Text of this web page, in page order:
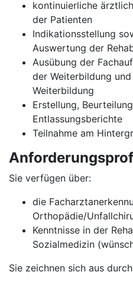
kontinuierliche
der Patienten
Indikationsstellung
Auswertung der
Ausübung der
der Weiterbildung
Weiterbildung
Erstellung,
Entlassungsberichte
Teilnahme am
Sie verfügen über:
die
Orthopädie/
Kenntnisse in der
Sozialmedizin
Sie zeichnen sich aus